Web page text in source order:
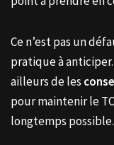
Ce n’est pas un
pratique à
ailleurs de les
pour maintenir le
longtemps possible.